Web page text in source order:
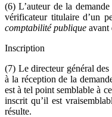
(6) L’auteur de la
vérificateur titulaire d’un
comptabilité publique avant
Inscription
(7) Le directeur général des
à la réception de la
est à tel point semblable à
inscrit qu’il est
résulte.